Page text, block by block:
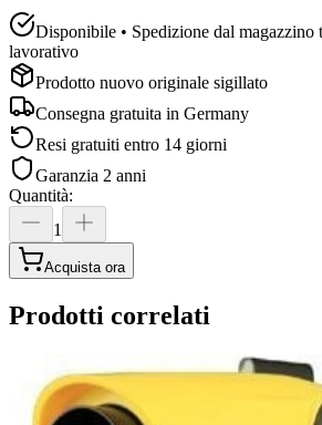
Disponibile • Spedizione dal magazzino
lavorativo
Prodotto nuovo originale sigillato
Consegna gratuita in Germany
Resi gratuiti entro 14 giorni
Garanzia 2 anni
Quantità:
1
Acquista ora
Prodotti correlati